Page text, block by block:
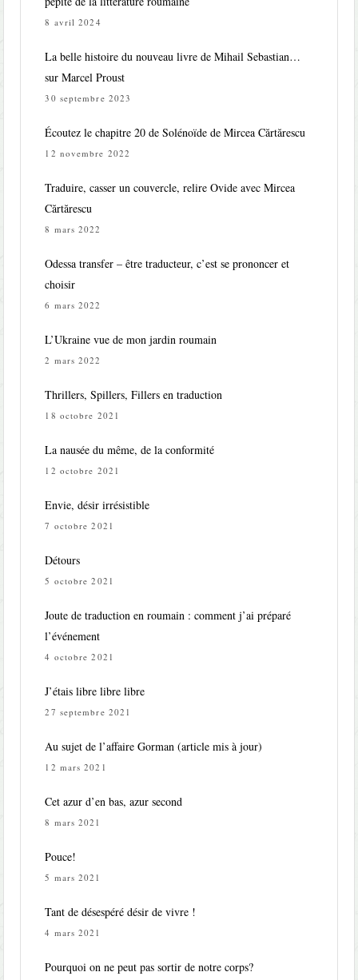
8 avril 2024
La belle histoire du nouveau livre de Mihail Sebastian…
sur Marcel Proust
30 septembre 2023
Écoutez le chapitre 20 de Solénoïde de Mircea Cărtărescu
12 novembre 2022
Traduire, casser un couvercle, relire Ovide avec Mircea
Cărtărescu
8 mars 2022
Odessa transfer – être traducteur, c’est se prononcer et
choisir
6 mars 2022
L’Ukraine vue de mon jardin roumain
2 mars 2022
Thrillers, Spillers, Fillers en traduction
18 octobre 2021
La nausée du même, de la conformité
12 octobre 2021
Envie, désir irrésistible
7 octobre 2021
Détours
5 octobre 2021
Joute de traduction en roumain : comment j’ai préparé
l’événement
4 octobre 2021
J’étais libre libre libre
27 septembre 2021
Au sujet de l’affaire Gorman (article mis à jour)
12 mars 2021
Cet azur d’en bas, azur second
8 mars 2021
Pouce!
5 mars 2021
Tant de désespéré désir de vivre !
4 mars 2021
Pourquoi on ne peut pas sortir de notre corps?